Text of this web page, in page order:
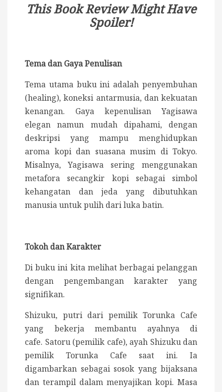
This Book Review Might Have
Spoiler!
Tema dan Gaya Penulisan
Tema utama buku ini adalah penyembuhan
(healing), koneksi antarmusia, dan kekuatan
kenangan. Gaya kepenulisan Yagisawa
elegan namun mudah dipahami, dengan
deskripsi yang mampu menghidupkan
aroma kopi dan suasana musim di Tokyo.
Misalnya,Yagisawa sering menggunakan
metafora secangkir kopi sebagai simbol
kehangatan dan jeda yang dibutuhkan
manusia untuk pulih dari luka batin.
Tokoh dan Karakter
Di buku ini kita melihat berbagai pelanggan
dengan pengembangan karakter yang
signifikan.
Shizuku, putri dari pemilik Torunka Cafe
yang bekerja membantu ayahnya di
cafe. Satoru (pemilik cafe), ayah Shizuku dan
pemilik Torunka Cafe saat ini. Ia
digambarkan sebagai sosok yang bijaksana
dan terampil dalam menyajikan kopi. Masa